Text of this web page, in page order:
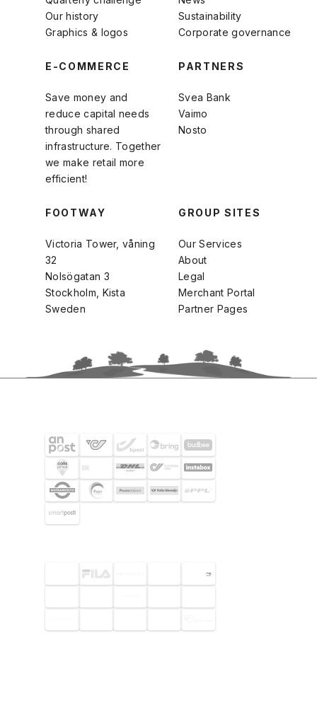
Our history
Graphics & logos
Sustainability
Corporate governance
E-COMMERCE
Save money and
reduce capital needs
through shared
infrastructure. Together
we make retail more
efficient!
PARTNERS
Svea Bank
Vaimo
Nosto
FOOTWAY
Victoria Tower, våning
32
Nolsögatan 3
Stockholm, Kista
Sweden
GROUP SITES
Our Services
About
Legal
Merchant Portal
Partner Pages